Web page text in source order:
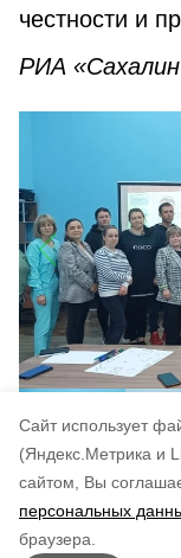
Cайт использует
(Яндекс.Метрика и
сайтом, Вы
персональных
браузера.
честности и
РИА
по